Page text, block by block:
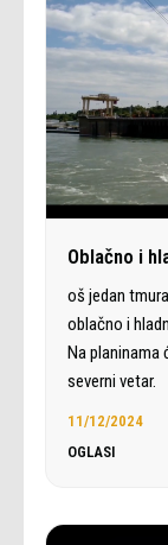
Oblačno i
oš jedan
oblačno i
Na planinama
severni vetar.
11/12/2024
OGLASI